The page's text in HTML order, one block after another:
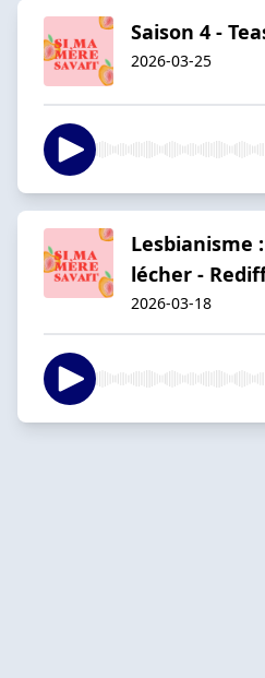
Saison 4 -
2026-03-25
Lesbianisme
lécher -
2026-03-18